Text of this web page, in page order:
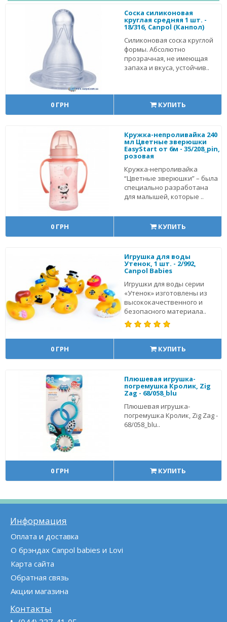
Соска силиконовая
круглая средняя 1 шт. -
18/316, Canpol (Канпол)
Силиконовая соска круглой
формы. Абсолютно
прозрачная, не имеющая
запаха и вкуса, устойчив..
0 ГРН КУПИТЬ
Кружка-непроливайка 240
мл Цветные зверюшки
EasyStart от 6м - 35/208_pin,
розовая
Кружка-непроливайка
“Цветные зверюшки” – была
специально разработана
для малышей, которые ..
0 ГРН КУПИТЬ
Игрушка для воды
Утенок, 1 шт. - 2/992,
Canpol Babies
Игрушки для воды серии
«Утенок» изготовлены из
высококачественного и
безопасного материала..
0 ГРН КУПИТЬ
Плюшевая игрушка-
погремушка Кролик, Zig
Zag - 68/058_blu
Плюшевая игрушка-
погремушка Кролик, Zig Zag -
68/058_blu..
0 ГРН КУПИТЬ
Информация
Оплата и доставка
О брэндах Canpol babies и Lovi
Карта сайта
Обратная связь
Акции магазина
Контакты